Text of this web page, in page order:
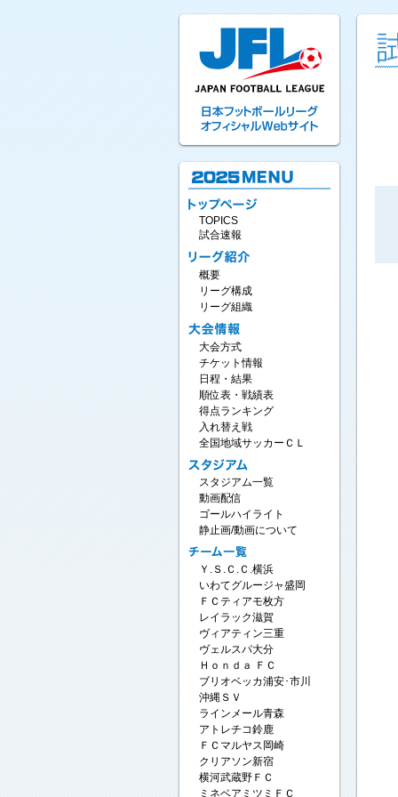
TOPICS
試合速報
概要
リーグ構成
リーグ組織
大会方式
チケット情報
日程・結果
順位表・戦績表
得点ランキング
入れ替え戦
全国地域サッカーＣＬ
スタジアム一覧
動画配信
ゴールハイライト
静止画/動画について
Ｙ.Ｓ.Ｃ.Ｃ.横浜
いわてグルージャ盛岡
ＦＣティアモ枚方
レイラック滋賀
ヴィアティン三重
ヴェルスパ大分
Ｈｏｎｄａ ＦＣ
ブリオベッカ浦安･市川
沖縄ＳＶ
ラインメール青森
アトレチコ鈴鹿
ＦＣマルヤス岡崎
クリアソン新宿
横河武蔵野ＦＣ
ミネベアミツミＦＣ